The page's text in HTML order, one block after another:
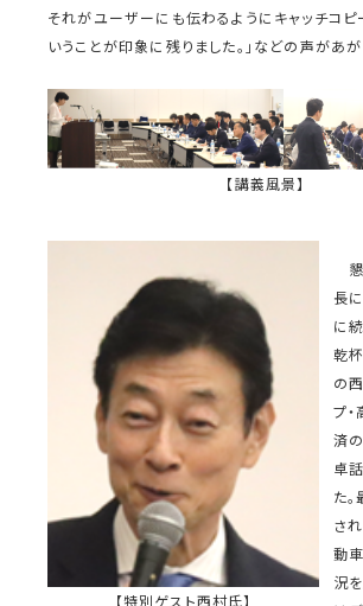
それがユーザーにも伝わるようにキャッチコピ
いうことが印象に残りました。」などの声があが
【講義風景】
【特別ゲスト西村氏】
懇
長
に
乾
の
プ
済
卓
た
さ
動
況